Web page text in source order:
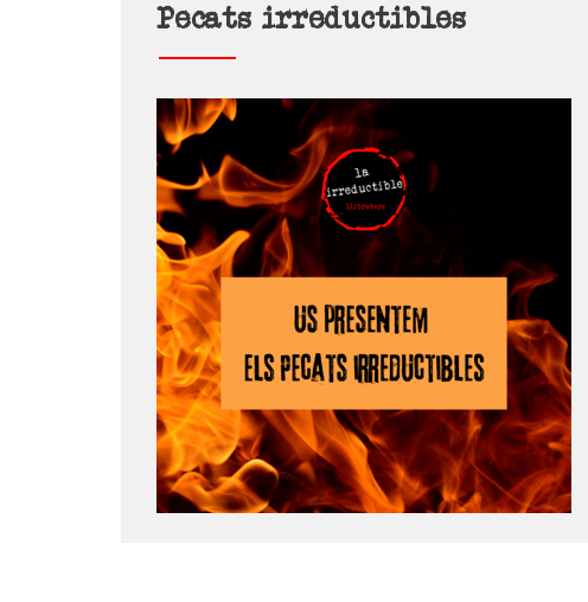
Pecats irreductibles